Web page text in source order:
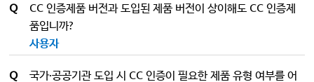
Q
CC 인증제품 버전과 도입된 제품 버전이 상이해도 CC 인증제
품입니까?
사용자
Q
국가·공공기관 도입 시 CC 인증이 필요한 제품 유형 여부를 어